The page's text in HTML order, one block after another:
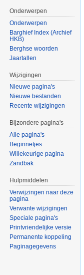
Onderwerpen
Onderwerpen
Barghief Index (Archief
HKB)
Berghse woorden
Jaartallen
Wijzigingen
Nieuwe pagina's
Nieuwe bestanden
Recente wijzigingen
Bijzondere pagina's
Alle pagina's
Beginnetjes
Willekeurige pagina
Zandbak
Hulpmiddelen
Verwijzingen naar deze
pagina
Verwante wijzigingen
Speciale pagina's
Printvriendelijke versie
Permanente koppeling
Paginagegevens